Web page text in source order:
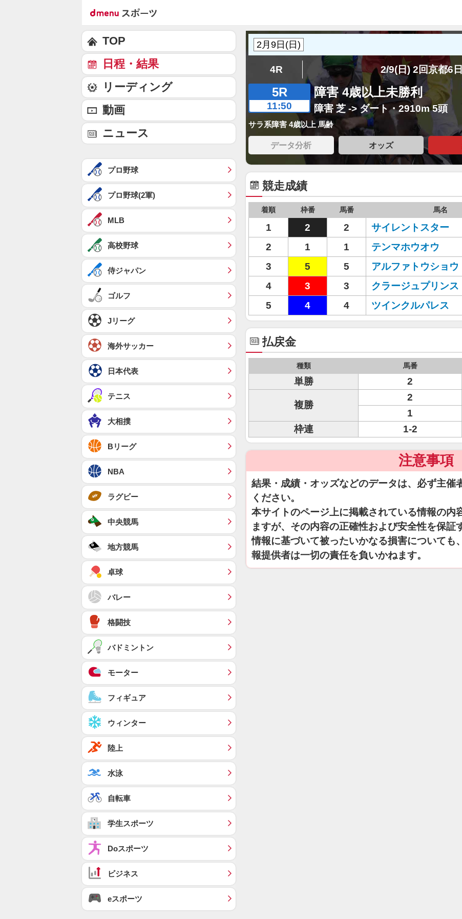
4R 2/9(日) 2回京都6
5R
11:50
障害 4歳以上未勝利
障害 芝 -> ダート・2910m 5頭
サラ系障害 4歳以上 馬齢
データ分析 オッズ
競走成績
着順 枠番 馬番 馬名
1 2 2 サイレントスター
2
1 1 テンマホウオウ
3
5 5 アルファトウショウ
4
3 3 クラージュプリンス
5
4 4 ツインクルパレス
払戻金
種類 馬番
単勝 2
複勝
2
1
枠連
1-2
注意事項
結果・成績・オッズなどのデータは、必ず主催
ください。
本サイトのページ上に掲載されている情報の内
ますが、その内容の正確性および安全性を保証
情報に基づいて被ったいかなる損害についても
報提供者は一切の責任を負いかねます。
TOP
日程・結果
リーディング
動画
ニュース
プロ野球
プロ野球(2軍)
MLB
高校野球
侍ジャパン
ゴルフ
Jリーグ
海外サッカー
日本代表
テニス
大相撲
Bリーグ
NBA
ラグビー
中央競馬
地方競馬
卓球
バレー
格闘技
バドミントン
モーター
フィギュア
ウィンター
陸上
水泳
自転車
学生スポーツ
Doスポーツ
ビジネス
eスポーツ